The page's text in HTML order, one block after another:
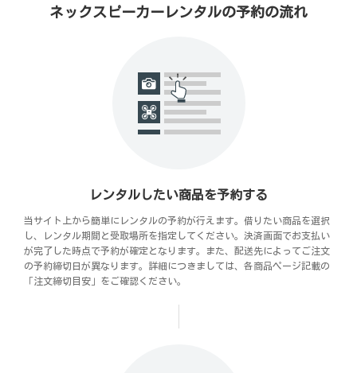
ネックスピーカーレンタルの予約の流れ
レンタルしたい商品を予約する
当サイト上から簡単にレンタルの予約が行えます。借りたい商品を選択
し、レンタル期間と受取場所を指定してください。決済画面でお支払い
が完了した時点で予約が確定となります。また、配送先によってご注文
の予約締切日が異なります。詳細につきましては、各商品ページ記載の
「注文締切目安」をご確認ください。